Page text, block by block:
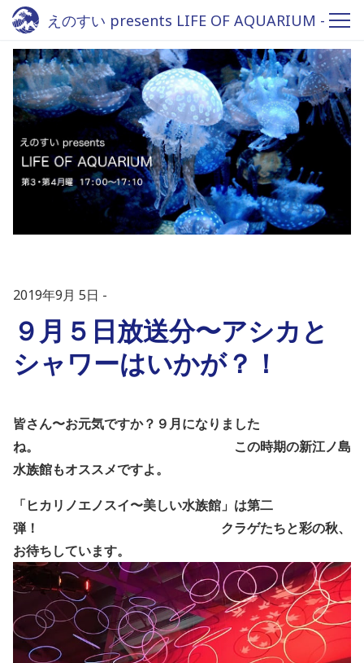
えのすい presents LIFE OF AQUARIUM -
Fm yokohama 84.7
2019年9月 5日
９月５日放送分〜アシカと
シャワーはいかが？！
皆さん〜お元気ですか？ ９月になりました
ね。 この時期の新江ノ島
水族館もオススメですよ。
「ヒカリノエノスイ〜美しい水族館」は第二
弾！ クラゲたちと彩の秋、
お待ちしています。